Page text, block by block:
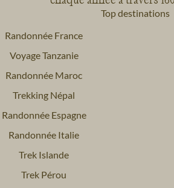
Top destinations
Randonnée France
Voyage Tanzanie
Randonnée Maroc
Trekking Népal
Randonnée Espagne
Randonnée Italie
Trek Islande
Trek Pérou